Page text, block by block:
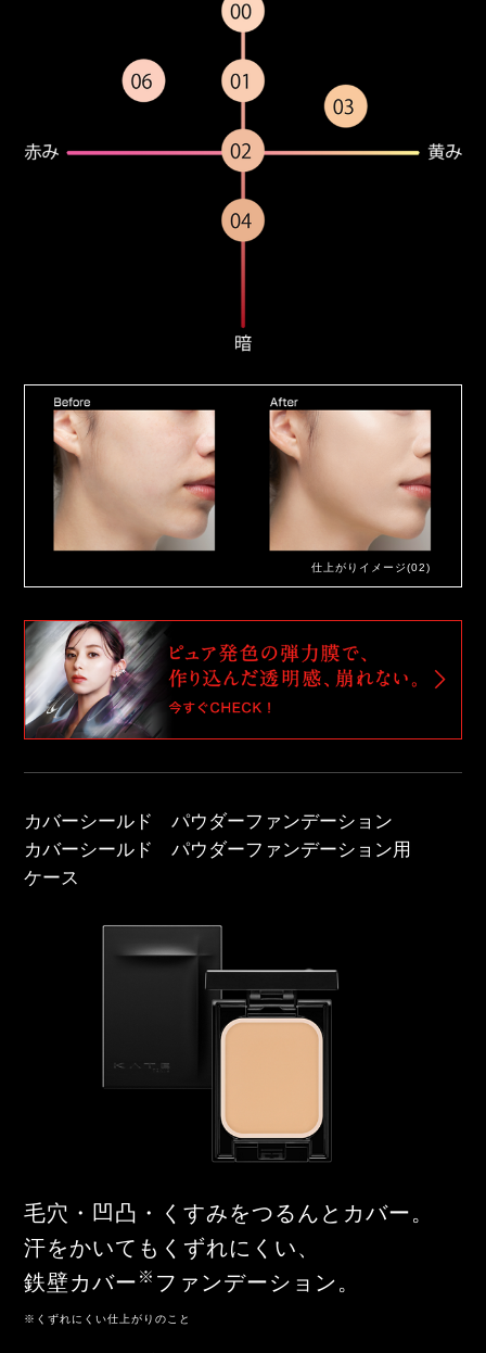
仕上がりイメージ(02)
カバーシールド パウダーファンデーション
カバーシールド パウダーファンデーション用
ケース
毛穴・凹凸・くすみをつるんとカバー。
汗をかいてもくずれにくい、
鉄壁カバー ※ ファンデーション。
※くずれにくい仕上がりのこと